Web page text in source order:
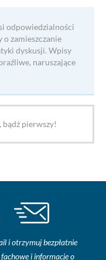
odpowiedzialności
zamieszczanie
dyskusji. Wpisy
naruszające
bądź pierwszy!
i otrzymuj bezpłatnie
i informacje o